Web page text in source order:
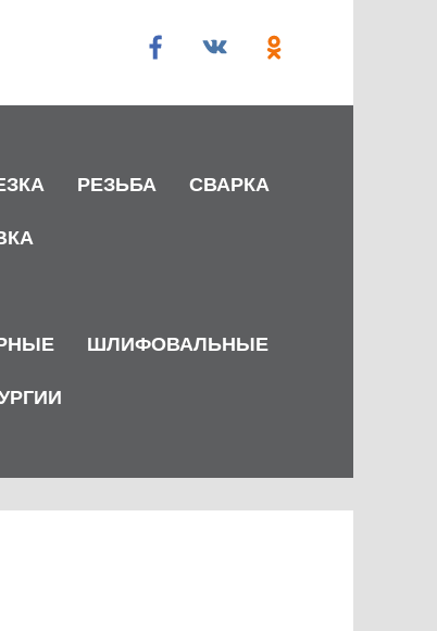
РЕЗЬБА СВАРКА
ШЛИФОВАЛЬНЫЕ